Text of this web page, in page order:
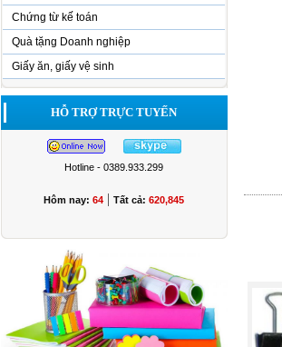
Chứng từ kế toán
Quà tặng Doanh nghiệp
Giấy ăn, giấy vệ sinh
HỖ TRỢ TRỰC TUYẾN
Hotline - 0389.933.299
Hôm nay: 64 | Tất cả: 620,845